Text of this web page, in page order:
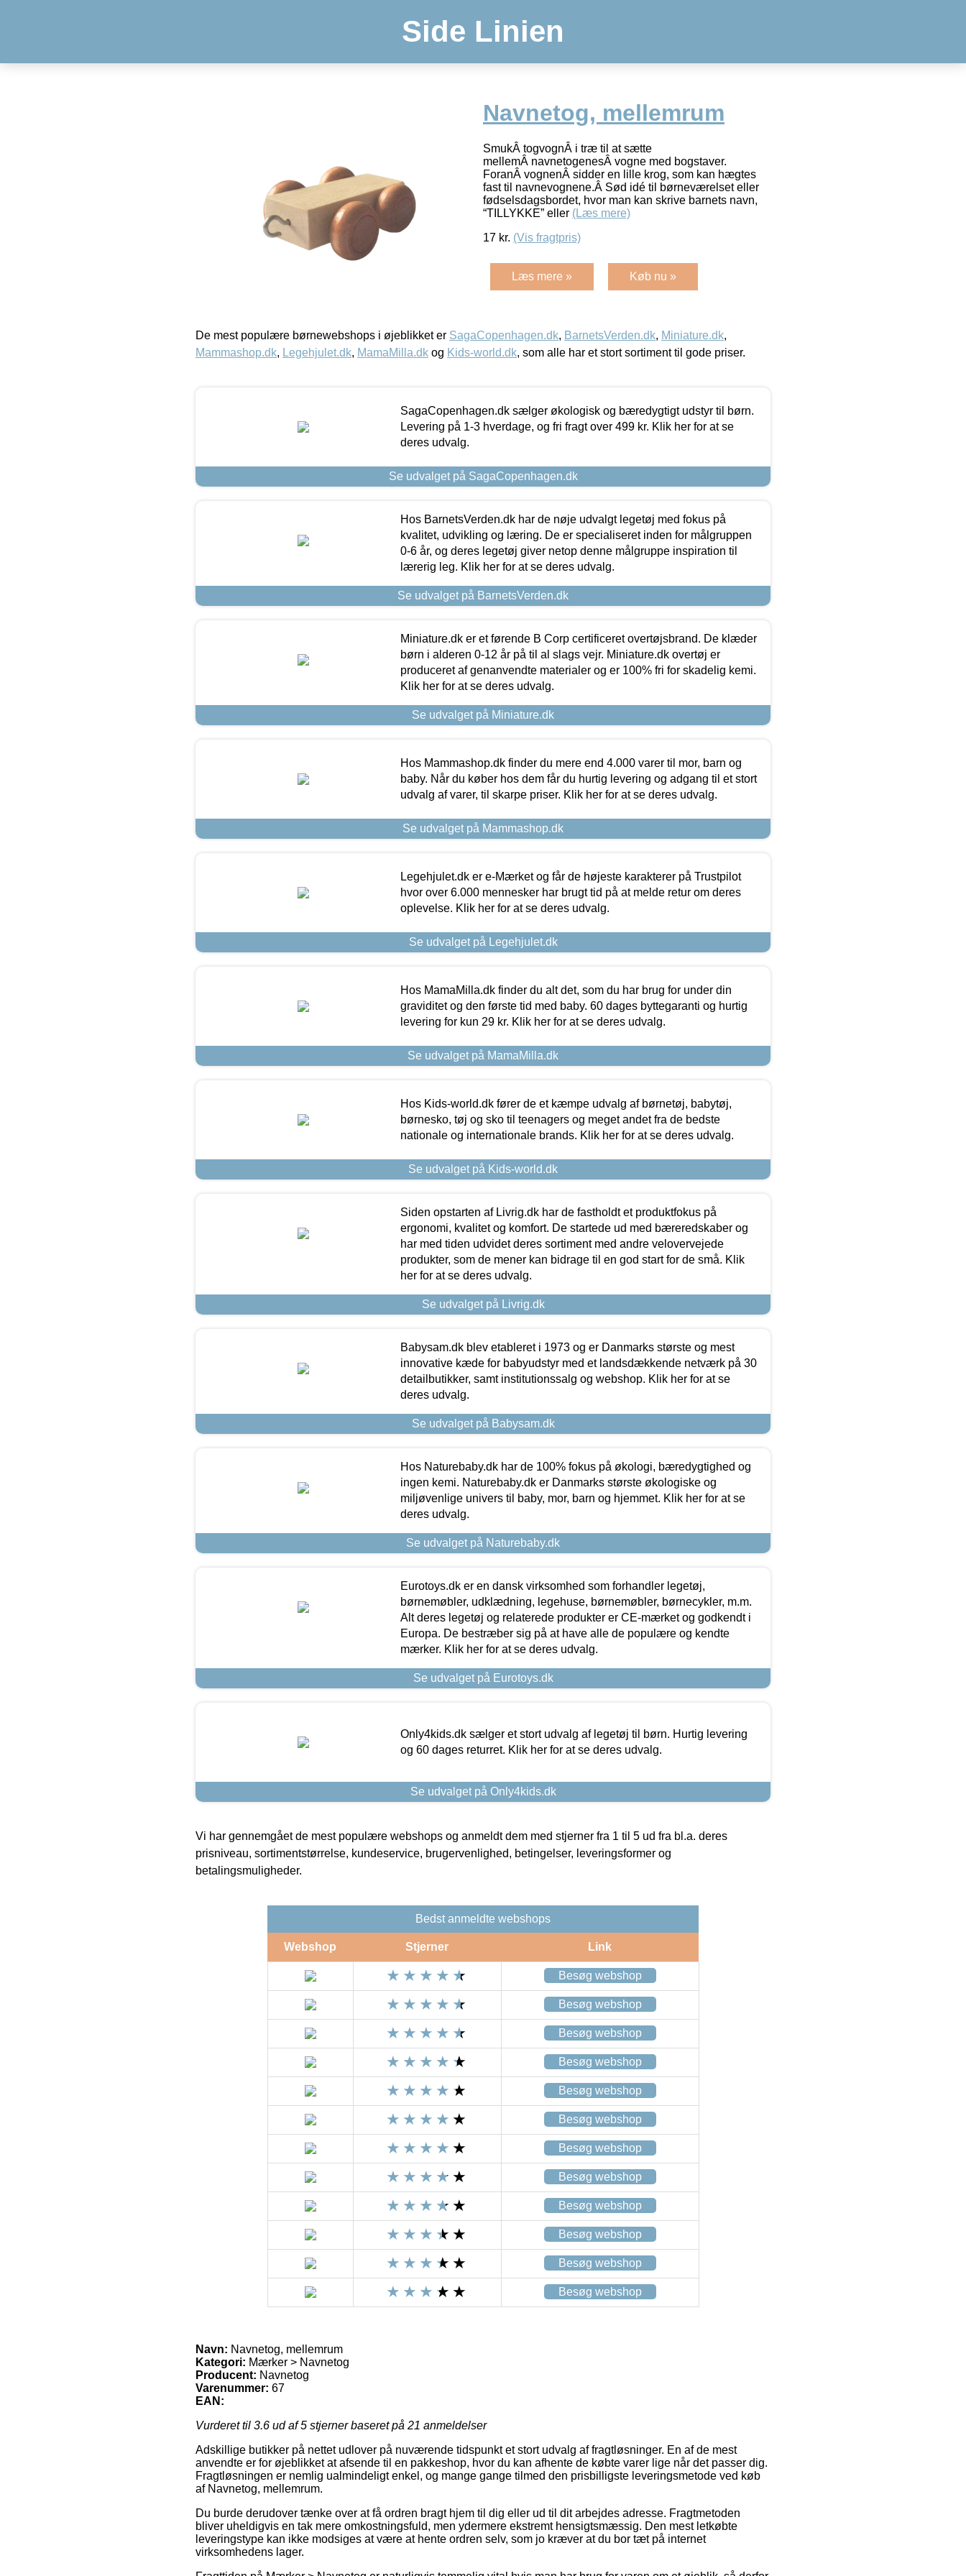
Side Linien
Navnetog, mellemrum
SmukÂ togvognÂ i træ til at sætte
mellemÂ navnetogenesÂ vogne med bogstaver.
ForanÂ vognenÂ sidder en lille krog, som kan hægtes
fast til navnevognene.Â Sød idé til børneværelset eller
fødselsdagsbordet, hvor man kan skrive barnets navn,
“TILLYKKE” eller (Læs mere)
17 kr. (Vis fragtpris)
Læs mere » Køb nu »
De mest populære børnewebshops i øjeblikket er SagaCopenhagen.dk, BarnetsVerden.dk, Miniature.dk,
Mammashop.dk, Legehjulet.dk, MamaMilla.dk og Kids-world.dk, som alle har et stort sortiment til gode priser.
SagaCopenhagen.dk sælger økologisk og bæredygtigt udstyr til børn.
Levering på 1-3 hverdage, og fri fragt over 499 kr. Klik her for at se
deres udvalg.
Se udvalget på SagaCopenhagen.dk
Hos BarnetsVerden.dk har de nøje udvalgt legetøj med fokus på
kvalitet, udvikling og læring. De er specialiseret inden for målgruppen
0-6 år, og deres legetøj giver netop denne målgruppe inspiration til
lærerig leg. Klik her for at se deres udvalg.
Se udvalget på BarnetsVerden.dk
Miniature.dk er et førende B Corp certificeret overtøjsbrand. De klæder
børn i alderen 0-12 år på til al slags vejr. Miniature.dk overtøj er
produceret af genanvendte materialer og er 100% fri for skadelig kemi.
Klik her for at se deres udvalg.
Se udvalget på Miniature.dk
Hos Mammashop.dk finder du mere end 4.000 varer til mor, barn og
baby. Når du køber hos dem får du hurtig levering og adgang til et stort
udvalg af varer, til skarpe priser. Klik her for at se deres udvalg.
Se udvalget på Mammashop.dk
Legehjulet.dk er e-Mærket og får de højeste karakterer på Trustpilot
hvor over 6.000 mennesker har brugt tid på at melde retur om deres
oplevelse. Klik her for at se deres udvalg.
Se udvalget på Legehjulet.dk
Hos MamaMilla.dk finder du alt det, som du har brug for under din
graviditet og den første tid med baby. 60 dages byttegaranti og hurtig
levering for kun 29 kr. Klik her for at se deres udvalg.
Se udvalget på MamaMilla.dk
Hos Kids-world.dk fører de et kæmpe udvalg af børnetøj, babytøj,
børnesko, tøj og sko til teenagers og meget andet fra de bedste
nationale og internationale brands. Klik her for at se deres udvalg.
Se udvalget på Kids-world.dk
Siden opstarten af Livrig.dk har de fastholdt et produktfokus på
ergonomi, kvalitet og komfort. De startede ud med bæreredskaber og
har med tiden udvidet deres sortiment med andre velovervejede
produkter, som de mener kan bidrage til en god start for de små. Klik
her for at se deres udvalg.
Se udvalget på Livrig.dk
Babysam.dk blev etableret i 1973 og er Danmarks største og mest
innovative kæde for babyudstyr med et landsdækkende netværk på 30
detailbutikker, samt institutionssalg og webshop. Klik her for at se
deres udvalg.
Se udvalget på Babysam.dk
Hos Naturebaby.dk har de 100% fokus på økologi, bæredygtighed og
ingen kemi. Naturebaby.dk er Danmarks største økologiske og
miljøvenlige univers til baby, mor, barn og hjemmet. Klik her for at se
deres udvalg.
Se udvalget på Naturebaby.dk
Eurotoys.dk er en dansk virksomhed som forhandler legetøj,
børnemøbler, udklædning, legehuse, børnemøbler, børnecykler, m.m.
Alt deres legetøj og relaterede produkter er CE-mærket og godkendt i
Europa. De bestræber sig på at have alle de populære og kendte
mærker. Klik her for at se deres udvalg.
Se udvalget på Eurotoys.dk
Only4kids.dk sælger et stort udvalg af legetøj til børn. Hurtig levering
og 60 dages returret. Klik her for at se deres udvalg.
Se udvalget på Only4kids.dk
Vi har gennemgået de mest populære webshops og anmeldt dem med stjerner fra 1 til 5 ud fra bl.a. deres
prisniveau, sortimentstørrelse, kundeservice, brugervenlighed, betingelser, leveringsformer og
betalingsmuligheder.
Bedst anmeldte webshops
Webshop Stjerner Link
Besøg webshop
Besøg webshop
Besøg webshop
Besøg webshop
Besøg webshop
Besøg webshop
Besøg webshop
Besøg webshop
Besøg webshop
Besøg webshop
Besøg webshop
Besøg webshop
Navn: Navnetog, mellemrum
Kategori: Mærker > Navnetog
Producent: Navnetog
Varenummer: 67
EAN:
Vurderet til 3.6 ud af 5 stjerner baseret på 21 anmeldelser
Adskillige butikker på nettet udlover på nuværende tidspunkt et stort udvalg af fragtløsninger. En af de mest
anvendte er for øjeblikket at afsende til en pakkeshop, hvor du kan afhente de købte varer lige når det passer dig.
Fragtløsningen er nemlig ualmindeligt enkel, og mange gange tilmed den prisbilligste leveringsmetode ved køb
af Navnetog, mellemrum.
Du burde derudover tænke over at få ordren bragt hjem til dig eller ud til dit arbejdes adresse. Fragtmetoden
bliver uheldigvis en tak mere omkostningsfuld, men ydermere ekstremt hensigtsmæssig. Den mest letkøbte
leveringstype kan ikke modsiges at være at hente ordren selv, som jo kræver at du bor tæt på internet
virksomhedens lager.